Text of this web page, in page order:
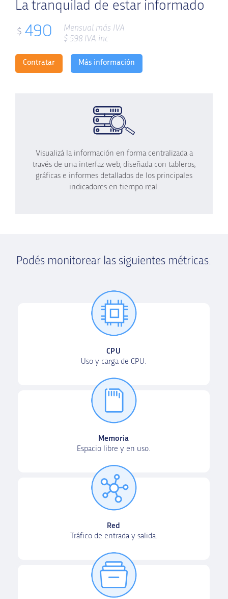
La tranquilad de estar informado
$ 490
Mensual más IVA
$ 598 IVA inc
Contratar Más información
Visualizá la información en forma centralizada a
través de una interfaz web, diseñada con tableros,
gráficas e informes detallados de los principales
indicadores en tiempo real.
Podés monitorear las siguientes métricas.
CPU
Uso y carga de CPU.
Memoria
Espacio libre y en uso.
Red
Tráfico de entrada y salida.